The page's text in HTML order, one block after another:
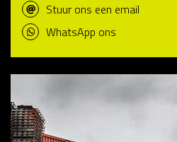
Stuur ons een email
WhatsApp ons